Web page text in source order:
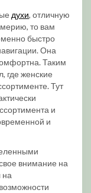
духи, отличную
то вам
быстро
Она
Таким
где женские
Тут
и
и
внимание на
на